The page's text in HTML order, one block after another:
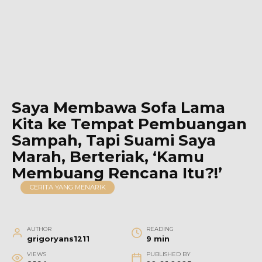
Saya Membawa Sofa Lama
Kita ke Tempat Pembuangan
Sampah, Tapi Suami Saya
Marah, Berteriak, ‘Kamu
Membuang Rencana Itu?!’
CERITA YANG MENARIK
AUTHOR
grigoryans1211
READING
9 min
VIEWS PUBLISHED BY